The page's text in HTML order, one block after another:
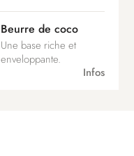
Beurre de coco
Une base riche et
enveloppante.
Infos